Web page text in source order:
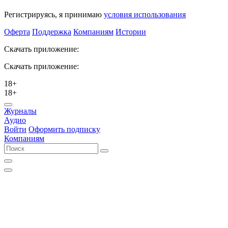
Регистрируясь, я принимаю условия использования
Оферта Поддержка Компаниям Истории
Скачать приложение:
Скачать приложение:
18+
18+
Журналы
Аудио
Войти Оформить подписку
Компаниям